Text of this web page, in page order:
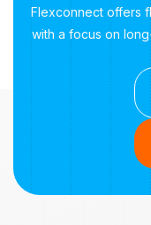
Flexconnect offers
with a focus on